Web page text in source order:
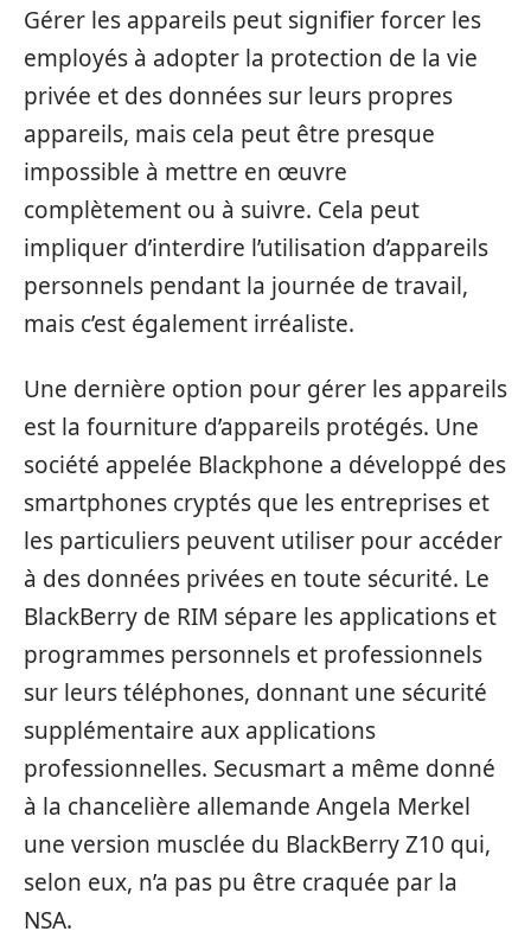
Gérer les appareils peut signifier forcer les
employés à adopter la protection de la vie
privée et des données sur leurs propres
appareils, mais cela peut être presque
impossible à mettre en œuvre
complètement ou à suivre. Cela peut
impliquer d’interdire l’utilisation d’appareils
personnels pendant la journée de travail,
mais c’est également irréaliste.
Une dernière option pour gérer les appareils
est la fourniture d’appareils protégés. Une
société appelée Blackphone a développé des
smartphones cryptés que les entreprises et
les particuliers peuvent utiliser pour accéder
à des données privées en toute sécurité. Le
BlackBerry de RIM sépare les applications et
programmes personnels et professionnels
sur leurs téléphones, donnant une sécurité
supplémentaire aux applications
professionnelles. Secusmart a même donné
à la chancelière allemande Angela Merkel
une version musclée du BlackBerry Z10 qui,
selon eux, n’a pas pu être craquée par la
NSA.